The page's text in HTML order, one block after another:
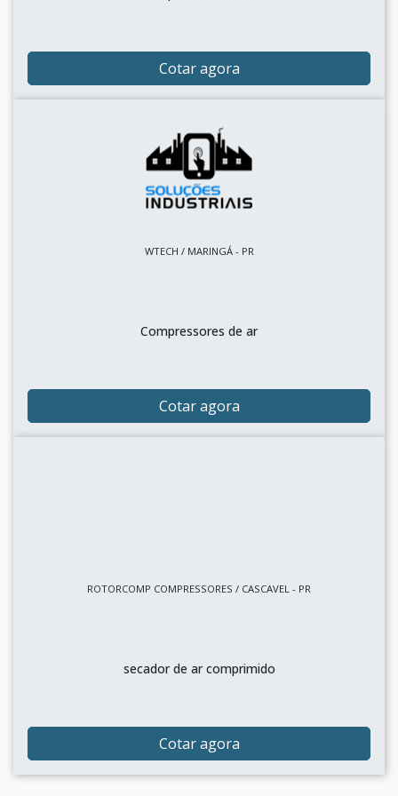
Cotar agora
WTECH / MARINGÁ - PR
Compressores de ar
Cotar agora
ROTORCOMP COMPRESSORES / CASCAVEL - PR
secador de ar comprimido
Cotar agora